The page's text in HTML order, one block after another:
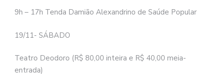
9h – 17h Tenda Damião Alexandrino de Saúde Popular
19/11- SÁBADO
Teatro Deodoro (R$ 80,00 inteira e R$ 40,00 meia-
entrada)